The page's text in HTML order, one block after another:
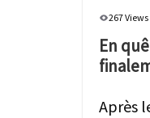
267 Views
En
Après